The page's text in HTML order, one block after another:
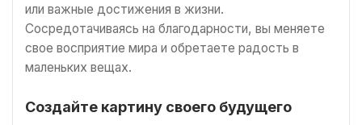
или важные достижения в жизни.
Сосредотачиваясь на благодарности, вы меняете
свое восприятие мира и обретаете радость в
маленьких вещах.
Создайте картину своего будущего